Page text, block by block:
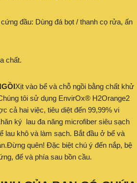
đầu: Dùng đá bọt / thanh cọ rửa, ấn
chất.
Xịt vào bể và chỗ ngồi bằng chất khử
tôi sử dụng EnvirOx® H2Orange2
cả hai việc, tiêu diệt đến 99,99% vi
ký lau đa năng microfiber siêu sạch
lau khô và làm sạch. Bắt đầu ở bể và
quên! Đặc biệt chú ý đến nắp, bệ
đế và phía sau bồn cầu.